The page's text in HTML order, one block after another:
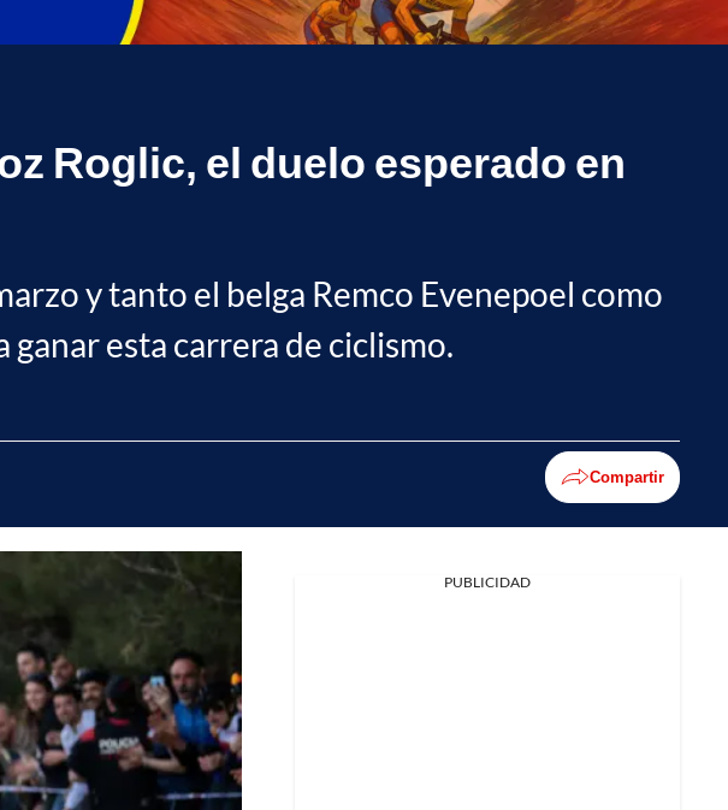
Roglic, el duelo esperado en
y tanto el belga Remco Evenepoel como
esta carrera de ciclismo.
Compartir
PUBLICIDAD